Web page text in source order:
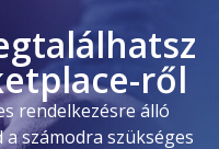
ről
rendelkezésre álló
számodra szükséges